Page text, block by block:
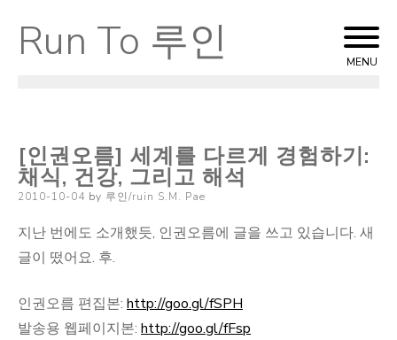
Skip
to
Run To 루인 MENU
[인권오름] 세계를 다르게 경험하기:
채식, 건강, 그리고 해석
Posted
2010-10-04 by 루인/ruin S.M. Pae
지난 번에도 소개했듯, 인권오름에 글을 쓰고 있습니다. 새
글이 떴어요. 후.
인권오름 편집본: http://goo.gl/fSPH
발송용 웹페이지본: http://goo.gl/fFsp